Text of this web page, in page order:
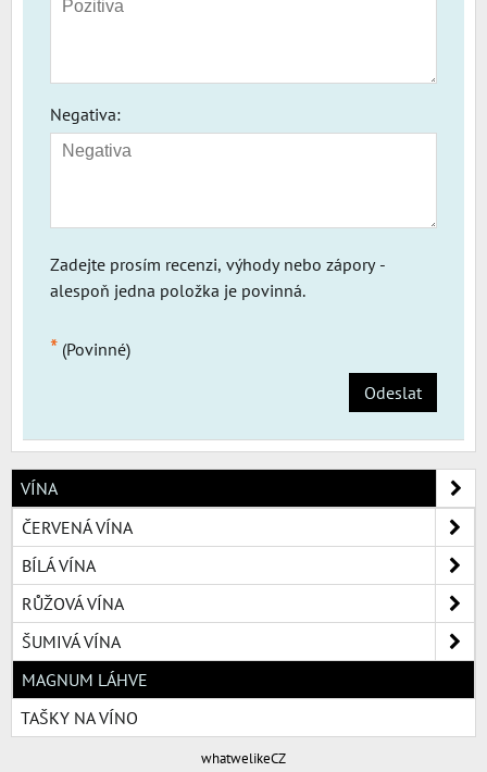
Negativa:
Zadejte prosím recenzi, výhody nebo zápory -
alespoň jedna položka je povinná.
* (Povinné)
Odeslat
VÍNA
ČERVENÁ VÍNA
BÍLÁ VÍNA
RŮŽOVÁ VÍNA
ŠUMIVÁ VÍNA
MAGNUM LÁHVE
TAŠKY NA VÍNO
whatwelikeCZ